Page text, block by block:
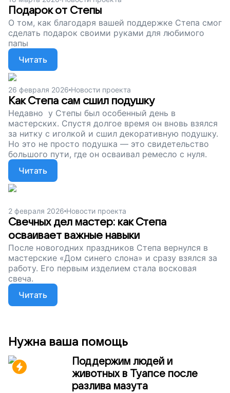
Подарок от Степы
О том, как благодаря вашей поддержке Степа смог
сделать подарок своими руками для любимого
папы
Читать
26 февраля 2026 Новости проекта
Как Степа сам сшил подушку
Недавно у Степы был особенный день в
мастерских. Спустя долгое время он вновь взялся
за нитку с иголкой и сшил декоративную подушку.
Но это не просто подушка — это свидетельство
большого пути, где он осваивал ремесло с нуля.
Читать
2 февраля 2026 Новости проекта
Свечных дел мастер: как Степа
осваивает важные навыки
После новогодних праздников Степа вернулся в
мастерские «Дом синего слона» и сразу взялся за
работу. Его первым изделием стала восковая
свеча.
Читать
Нужна ваша помощь
Поддержим людей и
животных в Туапсе после
разлива мазута